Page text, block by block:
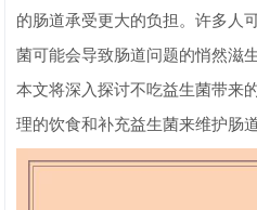
的肠道承受更大的负担。许多人
菌可能会导致肠道问题的悄然滋
本文将深入探讨不吃益生菌带来
理的饮食和补充益生菌来维护肠道